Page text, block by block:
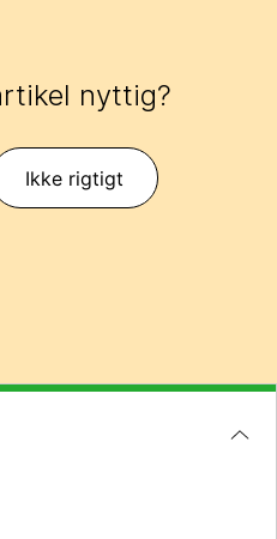
nyttig?
Ikke rigtigt